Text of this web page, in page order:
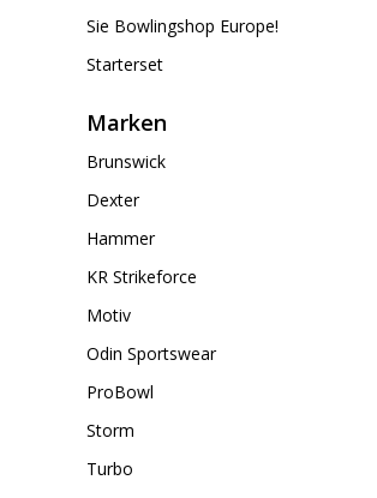
Sie Bowlingshop Europe!
Starterset
Marken
Brunswick
Dexter
Hammer
KR Strikeforce
Motiv
Odin Sportswear
ProBowl
Storm
Turbo